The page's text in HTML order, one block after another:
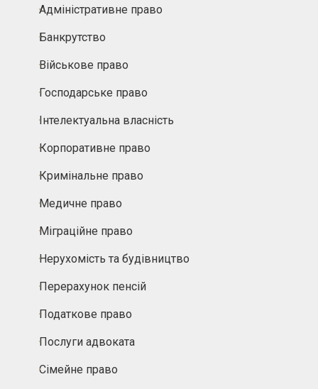
Адміністративне право
Банкрутство
Військове право
Господарське право
Інтелектуальна власність
Корпоративне право
Кримінальне право
Медичне право
Міграційне право
Нерухомість та будівництво
Перерахунок пенсій
Податкове право
Послуги адвоката
Сімейне право